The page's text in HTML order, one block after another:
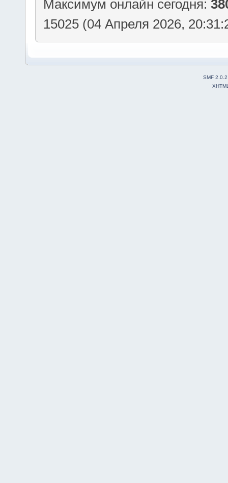
Максимум онлайн сегодня:
15025 (04 Апреля 2026,
SMF 2.0.2